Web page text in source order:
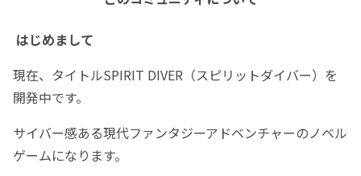
はじめまして
現在、タイトルSPIRIT DIVER（スピリットダイバー）を
開発中です。
サイバー感ある現代ファンタジーアドベンチャーのノベル
ゲームになります。